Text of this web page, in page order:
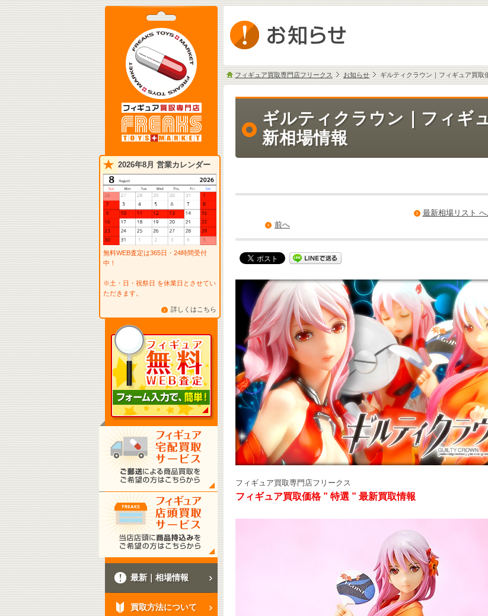
2026年8月 営業カレンダー
無料WEB査定は365日・24時間受付
中！
※土・日・祝祭日 を休業日とさせてい
ただきます。
詳しくはこちら
最新｜相場情報
買取方法について
フィギュア買取専門店フリークス お知らせ ギルティクラウン｜フィギュア買取
ギルティクラウン｜フィギ
新相場情報
最新相場リスト へ
前へ
フィギュア買取専門店フリークス
フィギュア買取価格 ” 特選 ” 最新買取情報